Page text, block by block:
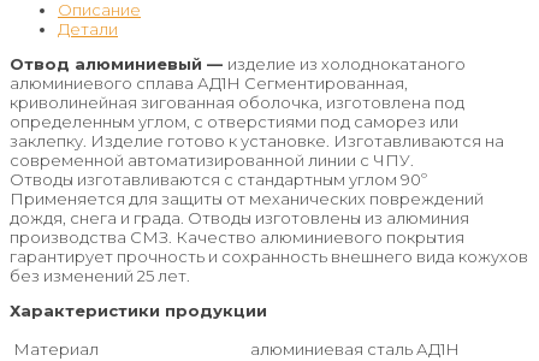
Описание
Детали
Отвод алюминиевый — изделие из холоднокатаного
алюминиевого сплава АД1Н Сегментированная,
криволинейная зигованная оболочка, изготовлена под
определенным углом, с отверстиями под саморез или
заклепку. Изделие готово к установке. Изготавливаются на
современной автоматизированной линии с ЧПУ.
Отводы изготавливаются с стандартным углом 90º
Применяется для защиты от механических повреждений
дождя, снега и града. Отводы изготовлены из алюминия
производства СМЗ. Качество алюминиевого покрытия
гарантирует прочность и сохранность внешнего вида кожухов
без изменений 25 лет.
Характеристики продукции
Материал
алюминиевая сталь АД1Н